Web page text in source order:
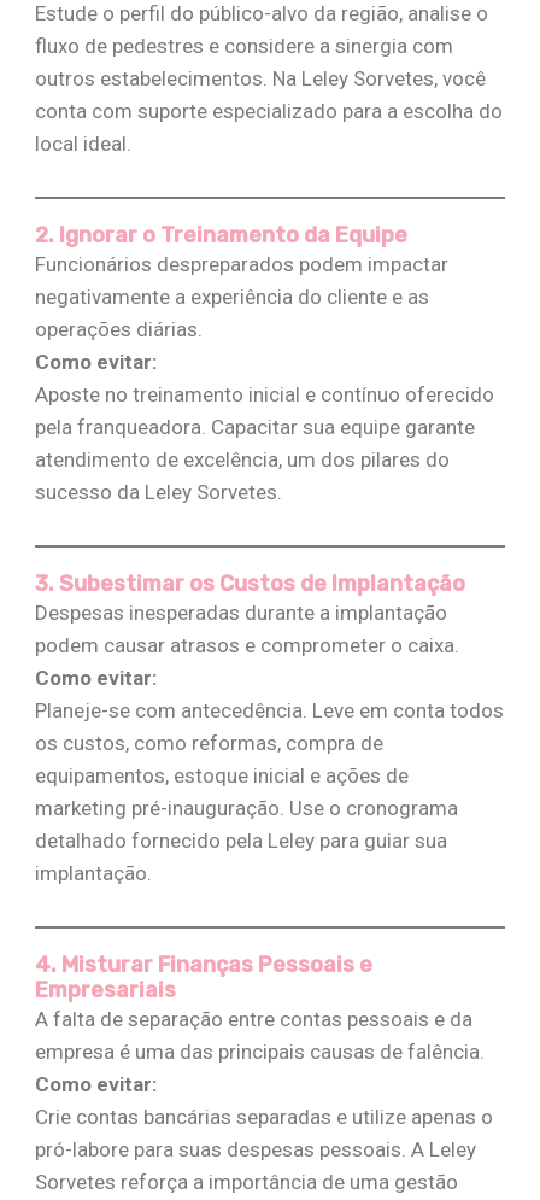
Estude o perfil do público-alvo da região, analise o
fluxo de pedestres e considere a sinergia com
outros estabelecimentos. Na Leley Sorvetes, você
conta com suporte especializado para a escolha do
local ideal​​.
2. Ignorar o Treinamento da Equipe
Funcionários despreparados podem impactar
negativamente a experiência do cliente e as
operações diárias.
Como evitar:
Aposte no treinamento inicial e contínuo oferecido
pela franqueadora. Capacitar sua equipe garante
atendimento de excelência, um dos pilares do
sucesso da Leley Sorvetes​​.
3. Subestimar os Custos de Implantação
Despesas inesperadas durante a implantação
podem causar atrasos e comprometer o caixa.
Como evitar:
Planeje-se com antecedência. Leve em conta todos
os custos, como reformas, compra de
equipamentos, estoque inicial e ações de
marketing pré-inauguração. Use o cronograma
detalhado fornecido pela Leley para guiar sua
implantação​.
4. Misturar Finanças Pessoais e
Empresariais
A falta de separação entre contas pessoais e da
empresa é uma das principais causas de falência.
Como evitar:
Crie contas bancárias separadas e utilize apenas o
pró-labore para suas despesas pessoais. A Leley
Sorvetes reforça a importância de uma gestão